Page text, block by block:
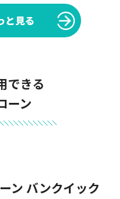
と見る
できる
ーン
ン バンクイック